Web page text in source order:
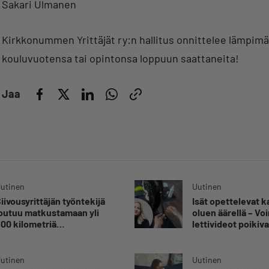
Sakari Ulmanen
Kirkkonummen Yrittäjät ry:n hallitus onnittelee
kouluvuotensa tai opintonsa loppuun saattaneita!
Jaa
työntekijä
matkustamaan yli
kilometriä
Uutinen
Isät opettelevat
oluen äärellä –
lettivideot
Uutinen